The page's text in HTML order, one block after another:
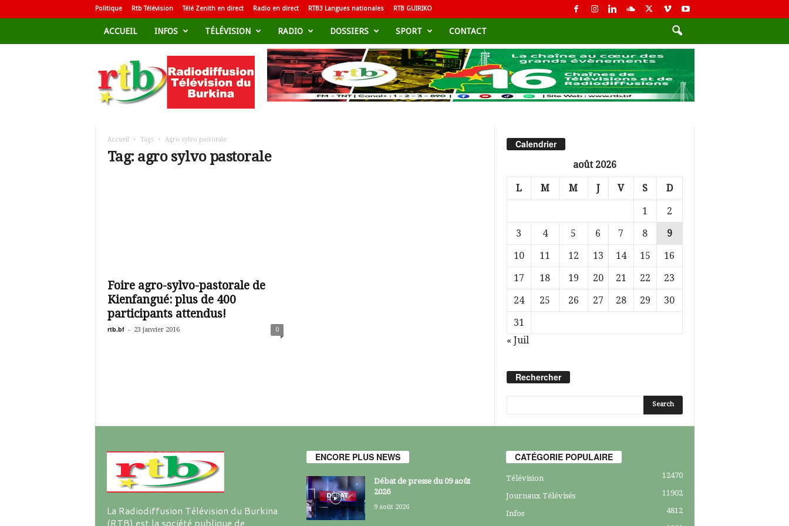
Politique Rtb Télévision Télé Zenith en direct Radio en direct RTB3 Langues nationales RTB GUIRIKO
ACCUEIL INFOS TÉLÉVISION RADIO DOSSIERS SPORT CONTACT
d
i
i
Accueil Tags Agro sylvo pastorale
Tag: agro sylvo pastorale
Foire agro-sylvo-pastorale de
Kienfangué: plus de 400
participants attendus!
rtb.bf - 23 janvier 2016 0
Calendrier
août 2026
L M M J V S D
1
2
3
4 5 6 7 8
9
10
11 12 13 14 15
16
17
18 19 20 21 22
23
24
25 26 27 28 29
30
31
« Juil
Rechercher
La Radiodiffusion Télévision du Burkina
(RTB) est la société publique de
ENCORE PLUS NEWS
Débat de presse du 09 août
2026
9 août 2026
CATÉGORIE POPULAIRE
Télévision 12470
Journaux Télévisés 11902
Infos
4812